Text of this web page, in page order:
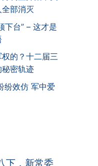
部消灭
下台” – 这才是
的？十二届三
密轨迹
纷效仿 军中爱
下，新常委